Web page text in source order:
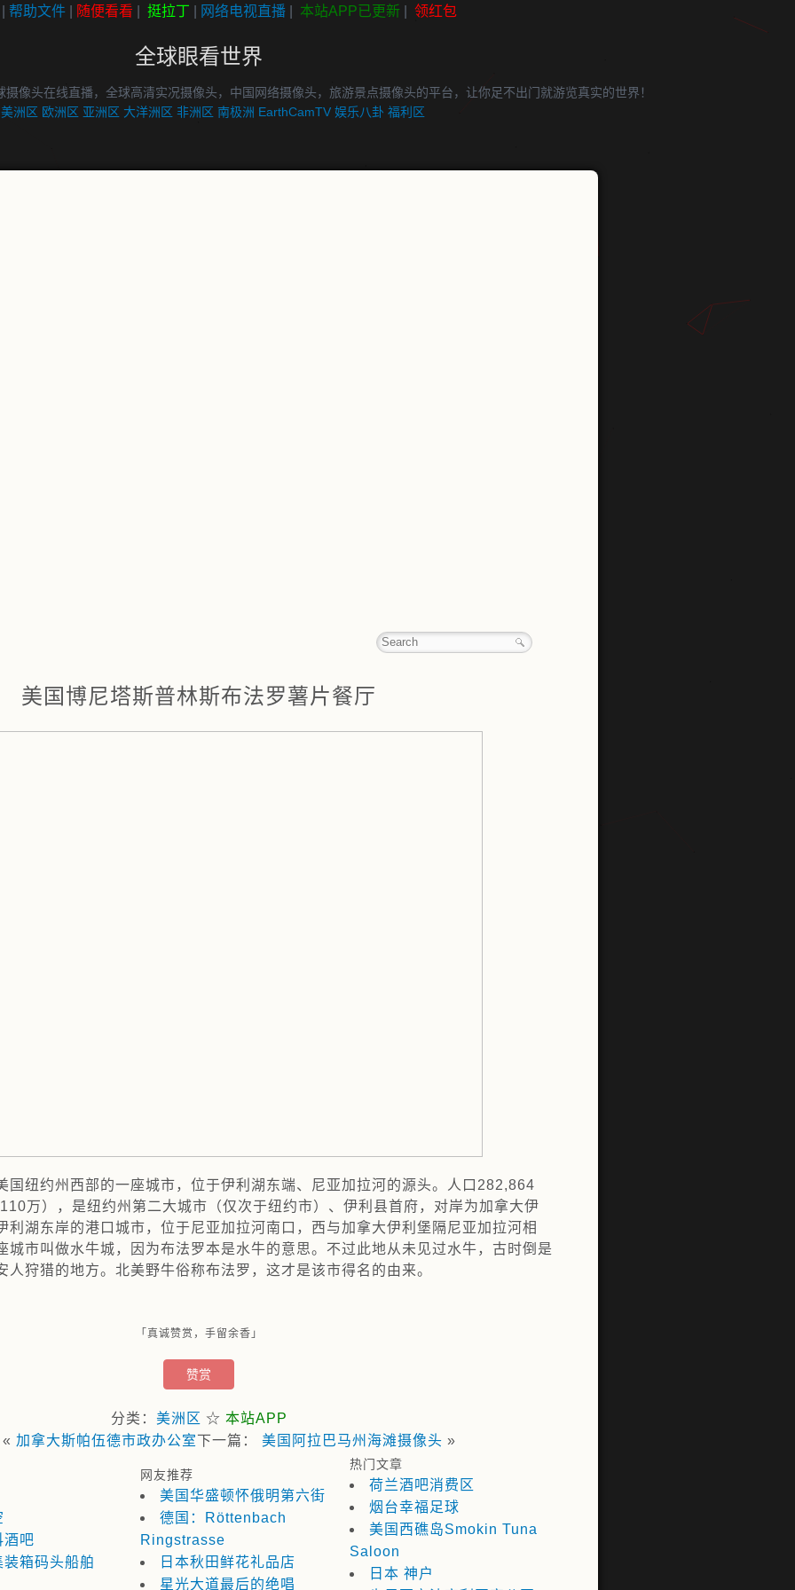
帮助文件| 随便看看 挺拉丁 网络电视直播| 本站APP已更新| 领红包
全球眼看世界
像头在线直播，全球高清实况摄像头，中国网络摄像头，旅游景点摄像头的平台，让你足不出门就游览真实的世界！
美洲区 欧洲区 亚洲区 大洋洲区 非洲区 南极洲 EarthCamTV 娱乐八卦 福利区
美国博尼塔斯普林斯布法罗薯片餐厅
国纽约州西部的一座城市，位于伊利湖东端、尼亚加拉河的源头。人口282,864
万），是纽约州第二大城市（仅次于纽约市）、伊利县首府，对岸为加拿大伊
利湖东岸的港口城市，位于尼亚加拉河南口，西与加拿大伊利堡隔尼亚加拉河相
城市叫做水牛城，因为布法罗本是水牛的意思。不过此地从未见过水牛，古时倒是
人狩猎的地方。北美野牛俗称布法罗，这才是该市得名的由来。
「真诚赞赏，手留余香」
赞赏
分类： 美洲区 ☆ 本站APP
加拿大斯帕伍德市政办公室下一篇： 美国阿拉巴马州海滩摄像头 »
酒吧
箱码头船舶
网友推荐
美国华盛顿怀俄明第六街
德国：Röttenbach
Ringstrasse
日本秋田鲜花礼品店
星光大道最后的绝唱
热门文章
荷兰酒吧消费区
烟台幸福足球
美国西礁岛Smokin Tuna
Saloon
日本 神户